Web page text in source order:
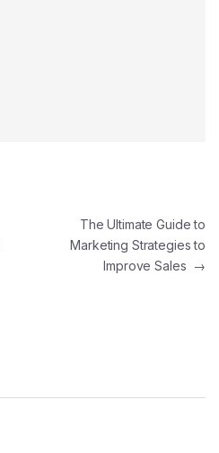
The Ultimate Guide to
Marketing Strategies to
Improve Sales →